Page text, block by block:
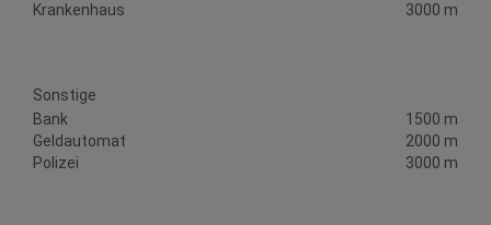
Krankenhaus
3000 m
Sonstige
Bank
1500 m
Geldautomat
2000 m
Polizei
3000 m